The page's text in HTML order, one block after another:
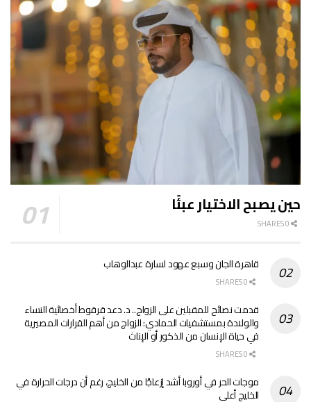
حين يصبح الاختيار عبئًا
قاهرة الجان وسبع عهود لسارة عبدالوهاب
قدمت نصائح للمقبلين على الزواج.. د. دعد قرقوط أخصائية النساء
والولادة بمستشفيات الحمادي: الزواج من أهم القرارات المصيرية
في حياة الإنسان من الذكور أو الإناث
موجات الحر في أوروبا أشد إزعاجًا من الخليج، رغم أن درجات الحرارة في
الخليج أعلى